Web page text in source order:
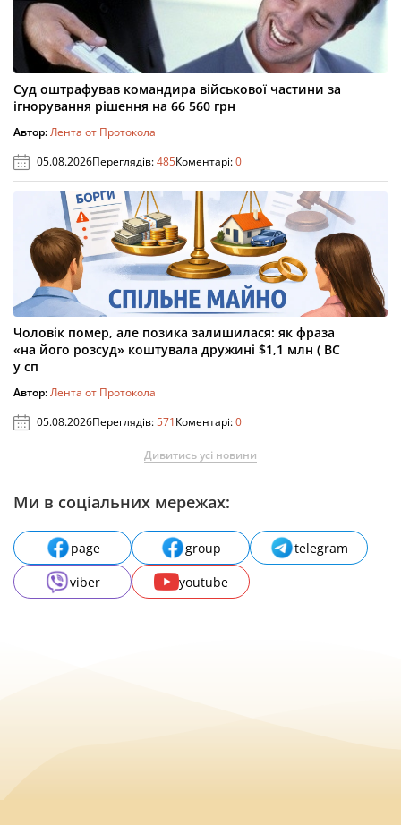
Суд оштрафував командира військової частини за
ігнорування рішення на 66 560 грн
Автор:Лента от Протокола
05.08.2026Переглядів:485Коментарі:0
Чоловік помер, але позика залишилася: як фраза
«на його розсуд» коштувала дружині $1,1 млн ( ВС
у сп
Автор:Лента от Протокола
05.08.2026Переглядів:571Коментарі:0
Дивитись усі новини
Ми в соціальних мережах:
page group
telegram
viber
youtube